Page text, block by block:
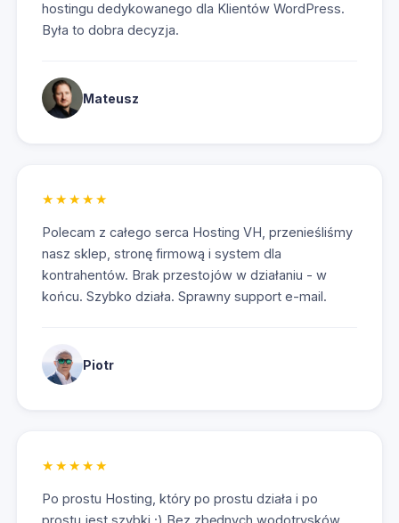
hostingu dedykowanego dla Klientów WordPress.
Była to dobra decyzja.
Mateusz
★★★★★
Polecam z całego serca Hosting VH, przenieśliśmy
nasz sklep, stronę firmową i system dla
kontrahentów. Brak przestojów w działaniu - w
końcu. Szybko działa. Sprawny support e-mail.
Piotr
★★★★★
Po prostu Hosting, który po prostu działa i po